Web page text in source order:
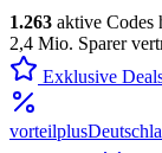
1.263 aktive Codes
2,4 Mio. Sparer
Exklusive
vorteilplus